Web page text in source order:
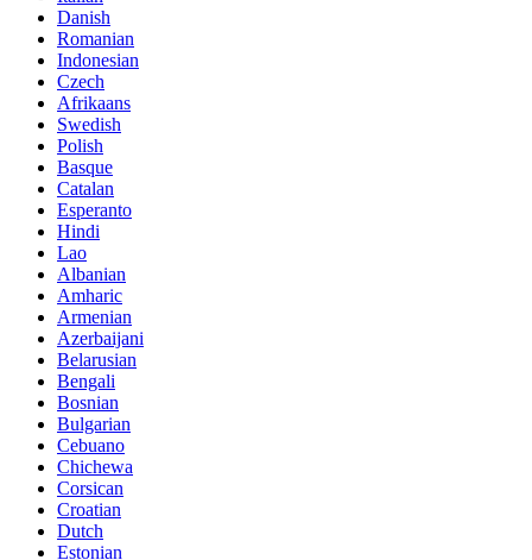
Danish
Romanian
Indonesian
Czech
Afrikaans
Swedish
Polish
Basque
Catalan
Esperanto
Hindi
Lao
Albanian
Amharic
Armenian
Azerbaijani
Belarusian
Bengali
Bosnian
Bulgarian
Cebuano
Chichewa
Corsican
Croatian
Dutch
Estonian